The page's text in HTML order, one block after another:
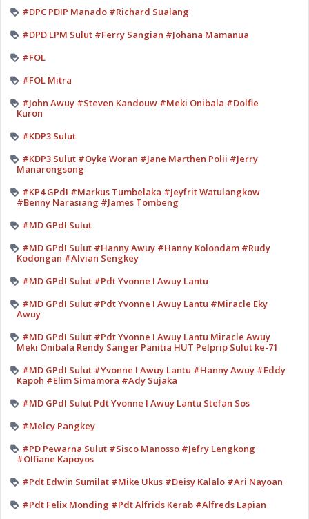
#DPC PDIP Manado #Richard Sualang
#DPD LPM Sulut #Ferry Sangian #Johana Mamanua
#FOL
#FOL Mitra
#John Awuy #Steven Kandouw #Meki Onibala #Dolfie
Kuron
#KDP3 Sulut
#KDP3 Sulut #Oyke Woran #Jane Marthen Polii #Jerry
Manarongsong
#KP4 GPdI #Markus Tumbelaka #Jeyfrit Watulangkow
#Benny Narasiang #James Tombeng
#MD GPdI Sulut
#MD GPdI Sulut #Hanny Awuy #Hanny Kolondam #Rudy
Kodongan #Alvian Sengkey
#MD GPdI Sulut #Pdt Yvonne I Awuy Lantu
#MD GPdI Sulut #Pdt Yvonne I Awuy Lantu #Miracle Eky
Awuy
#MD GPdI Sulut #Pdt Yvonne I Awuy Lantu Miracle Awuy
Meki Onibala Rendy Sanger Panitia HUT Pelprip Sulut ke-71
#MD GPdI Sulut #Yvonne I Awuy Lantu #Hanny Awuy #Eddy
Kapoh #Elim Simamora #Ady Sujaka
#MD GPdI Sulut Pdt Yvonne I Awuy Lantu Stefan Sos
#Melcy Pangkey
#PD Pewarna Sulut #Sisco Manosso #Jefry Lengkong
#Olfiane Kapoyos
#Pdt Edwin Sumilat #Mike Ukus #Deisy Kalalo #Ari Nayoan
#Pdt Felix Monding #Pdt Alfrids Kerab #Alfreds Lapian